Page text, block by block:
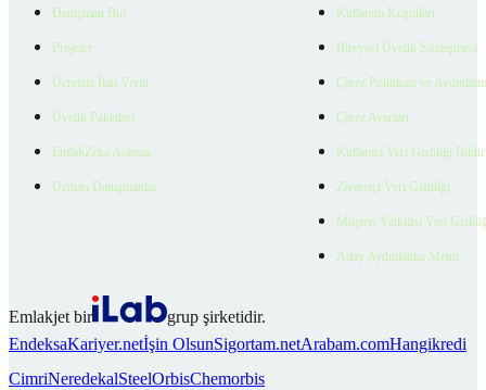
Danışman Bul
Projeler
Ücretsiz İlan Verin
Üyelik Paketleri
EmlakZeka Asistan
Uzman Danışmanlar
Kullanım Koşulları
Bireysel Üyelik Sözleşmesi
Çerez Politikası ve
Çerez Ayarları
Kullanıcı Veri Gizliliği
Ziyaretçi Veri Gizliliği
Müşteri Yetkilisi Veri
Aday Aydınlatma Metni
Emlakjet bir
grup şirketidir.
EndeksaKariyer.netİşin OlsunSigortam.netArabam.comHangikredi
CimriNeredekalSteelOrbisChemorbis